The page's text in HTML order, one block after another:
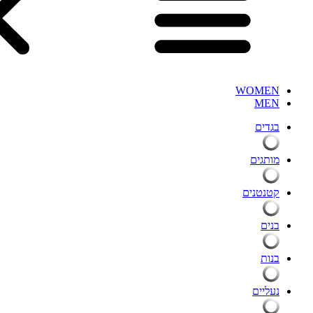
WOMEN
MEN
בגדים
מותגים
קטנטנים
בנים
בנות
נעליים